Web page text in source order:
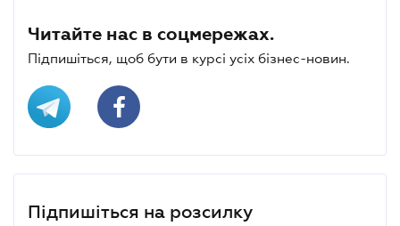
Читайте нас в соцмережах.
Підпишіться, щоб бути в курсі усіх бізнес-новин.
Підпишіться на розсилку